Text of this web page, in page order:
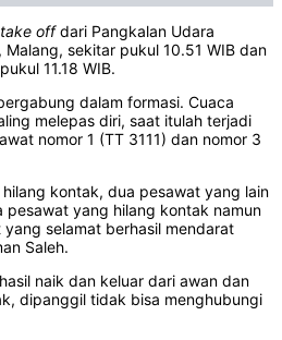
take offdari Pangkalan Udara
sekitar pukul 10.51 WIB dan
11.18 WIB.
dalam formasi. Cuaca
melepas diri, saat itulah terjadi
nomor 1 (TT 3111) dan nomor 3
kontak, dua pesawat yang lain
pesawat yang hilang kontak namun
selamat berhasil mendarat
Saleh.
naik dan keluar dari awan dan
dipanggil tidak bisa menghubungi